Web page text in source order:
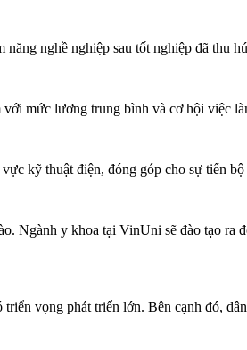
nghề nghiệp sau tốt nghiệp đã thu
mức lương trung bình và cơ hội việc
kỹ thuật điện, đóng góp cho sự tiến
Ngành y khoa tại VinUni sẽ đào tạo
vọng phát triển lớn. Bên cạnh đó,